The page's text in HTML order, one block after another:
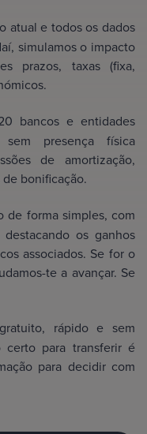
atual e todos os dados
simulamos o impacto
prazos, taxas (fixa,
bancos e entidades
sem presença física
de amortização,
bonificação.
de forma simples, com
destacando os ganhos
associados. Se for o
te a avançar. Se
rápido e sem
certo para transferir é
para decidir com